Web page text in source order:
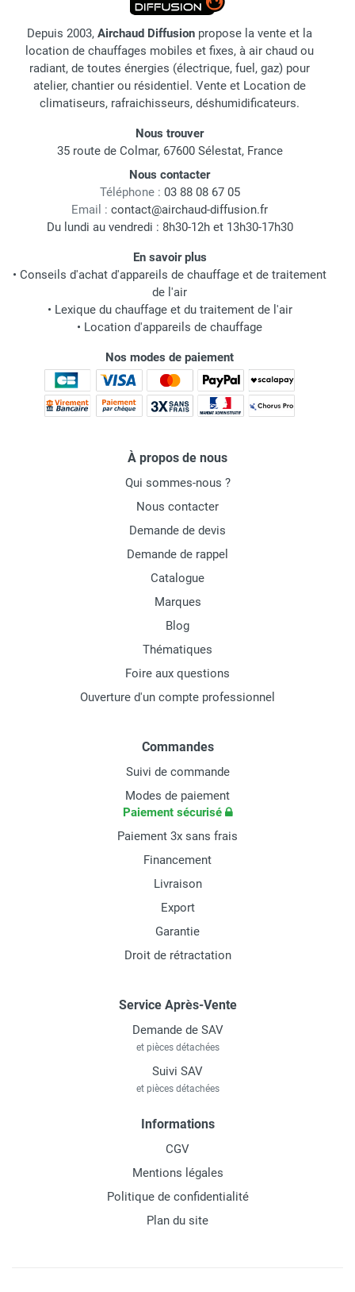
Depuis 2003, Airchaud Diffusion propose la vente et la
location de chauffages mobiles et fixes, à air chaud ou
radiant, de toutes énergies (électrique, fuel, gaz) pour
atelier, chantier ou résidentiel. Vente et Location de
climatiseurs, rafraichisseurs, déshumidificateurs.
Nous trouver
35 route de Colmar, 67600 Sélestat, France
Nous contacter
Téléphone : 03 88 08 67 05
Email : contact@airchaud-diffusion.fr
Du lundi au vendredi : 8h30-12h et 13h30-17h30
En savoir plus
• Conseils d'achat d'appareils de chauffage et de traitement
de l'air
• Lexique du chauffage et du traitement de l'air
• Location d'appareils de chauffage
Nos modes de paiement
À propos de nous
Qui sommes-nous ?
Nous contacter
Demande de devis
Demande de rappel
Catalogue
Marques
Blog
Thématiques
Foire aux questions
Ouverture d'un compte professionnel
Commandes
Suivi de commande
Modes de paiement
Paiement sécurisé
Paiement 3x sans frais
Financement
Livraison
Export
Garantie
Droit de rétractation
Service Après-Vente
Demande de SAV
et pièces détachées
Suivi SAV
et pièces détachées
Informations
CGV
Mentions légales
Politique de confidentialité
Plan du site